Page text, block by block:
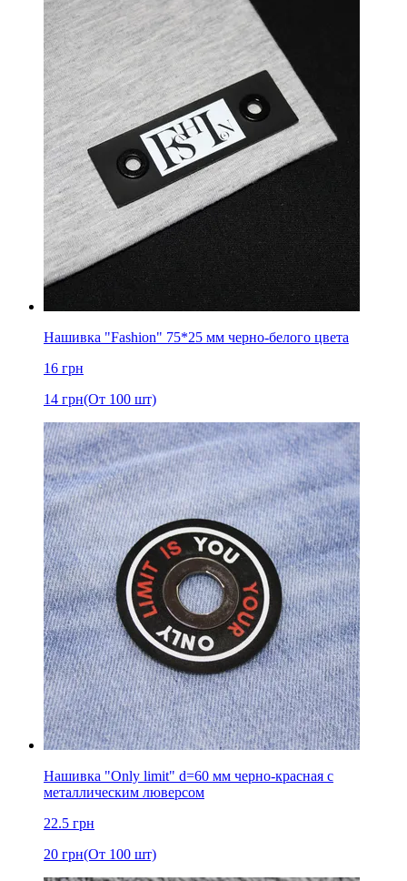
Нашивка "Fashion" 75*25 мм черно-белого цвета
16 грн
14 грн(От 100 шт)
Нашивка "Only limit" d=60 мм черно-красная с
металлическим люверсом
22.5 грн
20 грн(От 100 шт)